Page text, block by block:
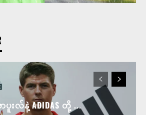
ပူးလ်နဲ့ ADIDAS တို့ ...